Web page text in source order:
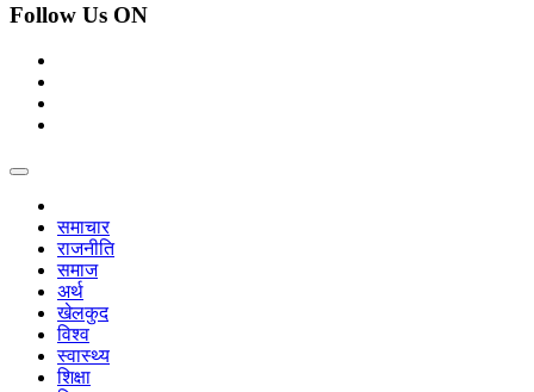
Follow Us ON
समाचार
राजनीति
समाज
अर्थ
खेलकुद
विश्व
स्वास्थ्य
शिक्षा